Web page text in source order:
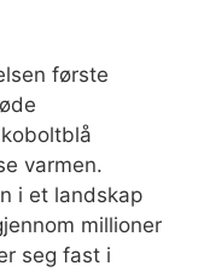
første
varmen.
i et landskap
millioner
seg fast i